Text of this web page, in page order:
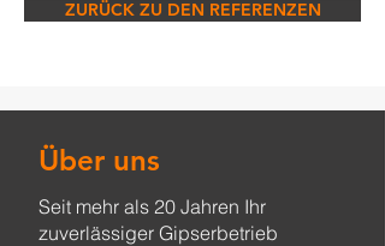
ZURÜCK ZU DEN REFERENZEN
Über uns
Seit mehr als 20 Jahren Ihr
zuverlässiger Gipserbetrieb